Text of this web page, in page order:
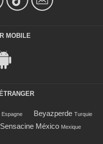
MOBILE
Espagne Beyazperde Turquie
Sensacine México Mexique